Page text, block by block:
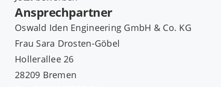
Ansprechpartner
Oswald Iden Engineering GmbH & Co. KG
Frau Sara Drosten-Göbel
Hollerallee 26
28209 Bremen